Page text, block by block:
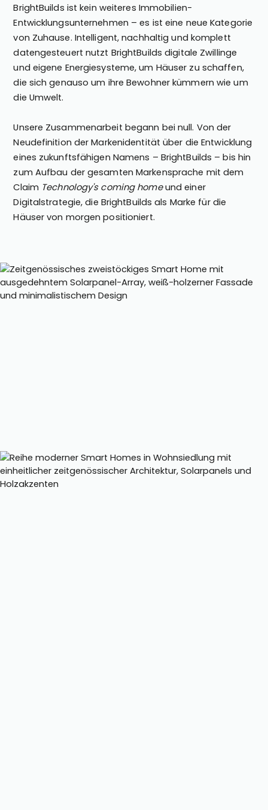
BrightBuilds ist kein weiteres Immobilien-
Entwicklungsunternehmen – es ist eine neue Kategorie
von Zuhause. Intelligent, nachhaltig und komplett
datengesteuert nutzt BrightBuilds digitale Zwillinge
und eigene Energiesysteme, um Häuser zu schaffen,
die sich genauso um ihre Bewohner kümmern wie um
die Umwelt.
Unsere Zusammenarbeit begann bei null. Von der
Neudefinition der Markenidentität über die Entwicklung
eines zukunftsfähigen Namens – BrightBuilds – bis hin
zum Aufbau der gesamten Markensprache mit dem
Claim Technology's coming homeund einer
Digitalstrategie, die BrightBuilds als Marke für die
Häuser von morgen positioniert.